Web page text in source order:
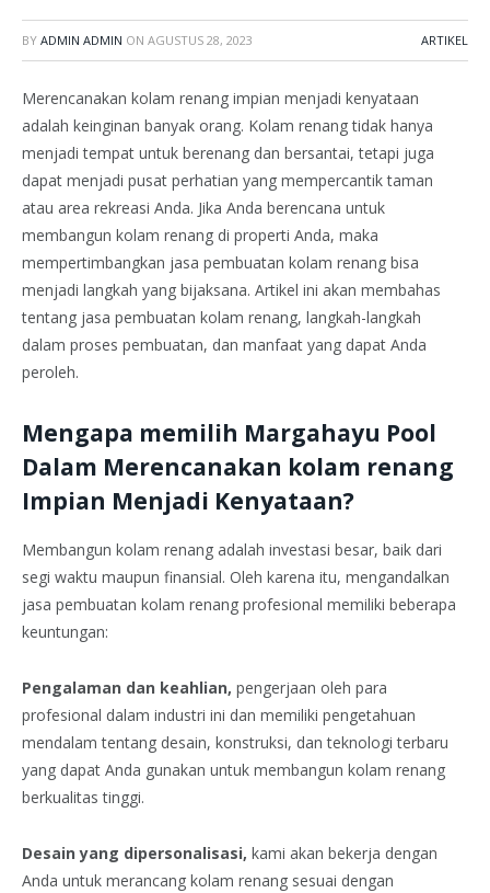
BY ADMIN ADMIN ON AGUSTUS 28, 2023 ARTIKEL
Merencanakan kolam renang impian menjadi kenyataan
adalah keinginan banyak orang. Kolam renang tidak hanya
menjadi tempat untuk berenang dan bersantai, tetapi juga
dapat menjadi pusat perhatian yang mempercantik taman
atau area rekreasi Anda. Jika Anda berencana untuk
membangun kolam renang di properti Anda, maka
mempertimbangkan jasa pembuatan kolam renang bisa
menjadi langkah yang bijaksana. Artikel ini akan membahas
tentang jasa pembuatan kolam renang, langkah-langkah
dalam proses pembuatan, dan manfaat yang dapat Anda
peroleh.
Mengapa memilih Margahayu Pool
Dalam Merencanakan kolam renang
Impian Menjadi Kenyataan?
Membangun kolam renang adalah investasi besar, baik dari
segi waktu maupun finansial. Oleh karena itu, mengandalkan
jasa pembuatan kolam renang profesional memiliki beberapa
keuntungan:
Pengalaman dan keahlian, pengerjaan oleh para
profesional dalam industri ini dan memiliki pengetahuan
mendalam tentang desain, konstruksi, dan teknologi terbaru
yang dapat Anda gunakan untuk membangun kolam renang
berkualitas tinggi.
Desain yang dipersonalisasi, kami akan bekerja dengan
Anda untuk merancang kolam renang sesuai dengan